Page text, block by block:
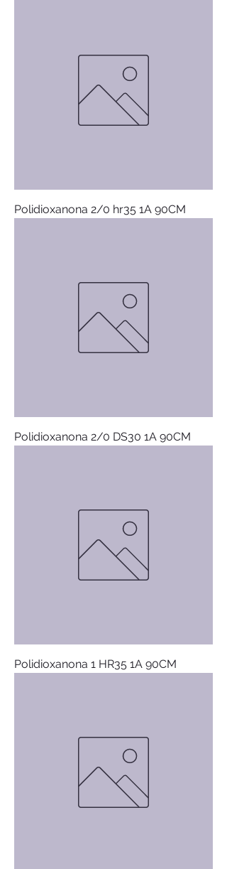
Polidioxanona 2/0 hr35 1A 90CM
Polidioxanona 2/0 DS30 1A 90CM
Polidioxanona 1 HR35 1A 90CM